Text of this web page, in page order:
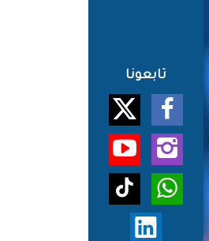
تابعونا